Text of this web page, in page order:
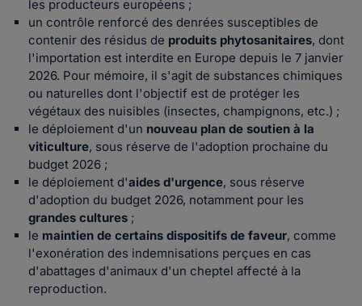
les producteurs européens ;
un contrôle renforcé des denrées susceptibles de
contenir des résidus de produits phytosanitaires, dont
l'importation est interdite en Europe depuis le 7 janvier
2026. Pour mémoire, il s'agit de substances chimiques
ou naturelles dont l'objectif est de protéger les
végétaux des nuisibles (insectes, champignons, etc.) ;
le déploiement d'un nouveau plan de soutien à la
viticulture, sous réserve de l'adoption prochaine du
budget 2026 ;
le déploiement d'aides d'urgence, sous réserve
d'adoption du budget 2026, notamment pour les
grandes cultures ;
le maintien de certains dispositifs de faveur, comme
l'exonération des indemnisations perçues en cas
d'abattages d'animaux d'un cheptel affecté à la
reproduction.